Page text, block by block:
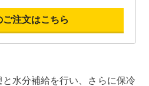
注文はこちら
水分補給を行い、さらに保冷